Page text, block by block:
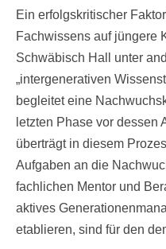
Ein erfolgskritischer
Fachwissens auf jüngere
Schwäbisch Hall unter
„intergenerativen
begleitet eine
letzten Phase vor dessen
überträgt in diesem
Aufgaben an die
fachlichen Mentor und
aktives
etablieren, sind für den